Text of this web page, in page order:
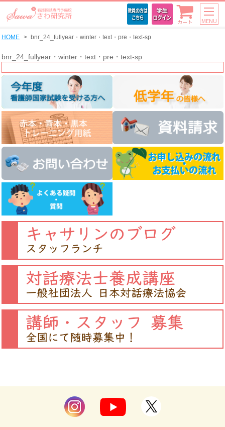
カート MENU
HOME bnr_24_fullyear・winter・text・pre・text-sp
bnr_24_fullyear・winter・text・pre・text-sp